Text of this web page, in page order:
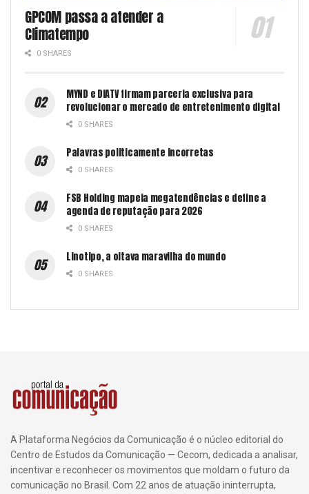
GPCOM passa a atender a
Climatempo
0 SHARES
MYND e DIATV firmam parceria exclusiva para
revolucionar o mercado de entretenimento digital
0 SHARES
Palavras politicamente incorretas
0 SHARES
FSB Holding mapeia megatendências e define a
agenda de reputação para 2026
0 SHARES
Linotipo, a oitava maravilha do mundo
0 SHARES
A Plataforma Negócios da Comunicação é o núcleo editorial do
Centro de Estudos da Comunicação — Cecom, dedicada a analisar,
incentivar e reconhecer os movimentos que moldam o futuro da
comunicação no Brasil. Com 22 anos de atuação ininterrupta,